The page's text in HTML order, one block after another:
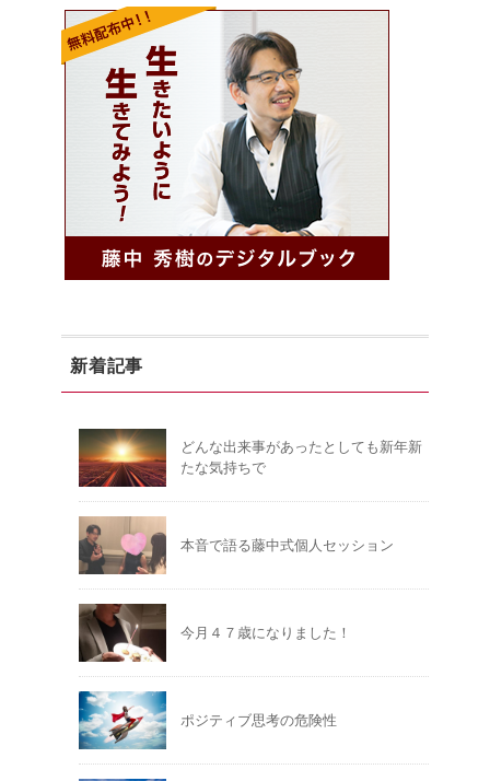
新着記事
どんな出来事があったとしても新年新
たな気持ちで
本音で語る藤中式個人セッション
今月４７歳になりました！
ポジティブ思考の危険性